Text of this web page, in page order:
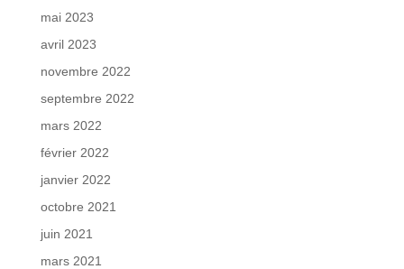
mai 2023
avril 2023
novembre 2022
septembre 2022
mars 2022
février 2022
janvier 2022
octobre 2021
juin 2021
mars 2021